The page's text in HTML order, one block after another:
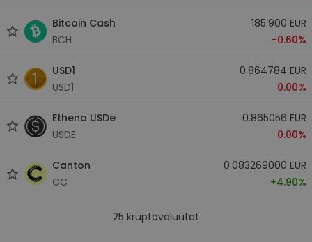
Bitcoin Cash
BCH
185.900 EUR
-0.60%
USD1
USD1
0.864784 EUR
0.00%
Ethena USDe
USDE
0.865056 EUR
0.00%
Canton
CC
0.083269000 EUR
+4.90%
25 krüptovaluutat